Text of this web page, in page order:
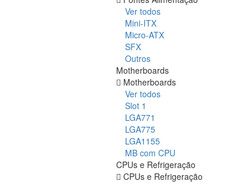
Ver todos
Mini-ITX
Micro-ATX
SFX
Outros
Motherboards
Motherboards
Ver todos
Slot 1
LGA771
LGA775
LGA1155
MB com CPU
CPUs e Refrigeração
CPUs e Refrigeração